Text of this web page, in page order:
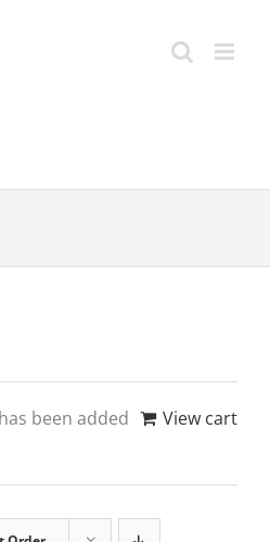
View cart
been added